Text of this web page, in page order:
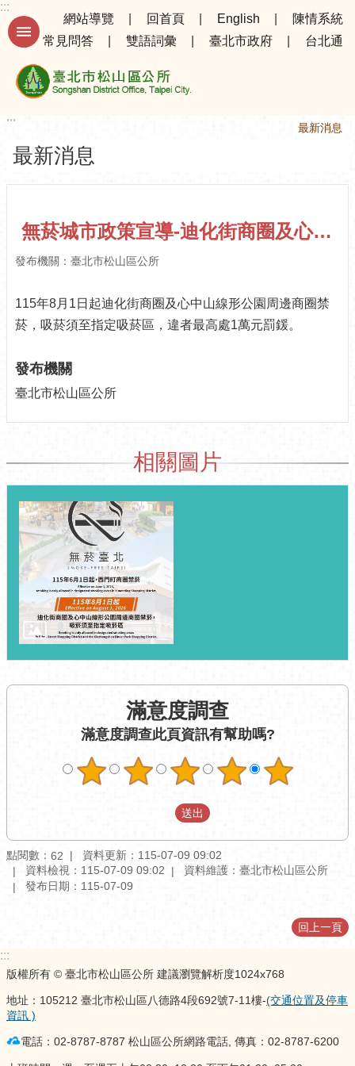
跳到主要內容區塊
進
搜
告
訊
選
務
區
介
紹
認
為
民
服
務
鄰
里
資
訊
府
資
訊
網
（The
觀
光
休
網
:::
網站導覽
回首頁 English
陳情系統
常見問答
雙語詞彙 臺北市政府 台北通
:::
:::
最新消息
最新消息
無菸城市政策宣導-迪化街商圈及心中山線形公園周邊商圈
發布機關：臺北市松山區公所
115年8月1日起迪化街商圈及心中山線形公園周邊商圈禁
菸，吸菸須至指定吸菸區，違者最高處1萬元罰鍰。
發布機關
臺北市松山區公所
相關圖片
滿意度調查此頁資訊有幫助嗎?
點閱數： 62
資料更新：115-07-09 09:02
資料檢視：115-07-09 09:02
資料維護：臺北市松山區公所
發布日期：115-07-09
回上一頁
:::
版權所有 © 臺北市松山區公所 建議瀏覽解析度1024x768
地址：105212 臺北市松山區八德路4段692號7-11樓-(交通位置及停車
資訊 )
電話：02-8787-8787 松山區公所網路電話, 傳真：02-8787-6200